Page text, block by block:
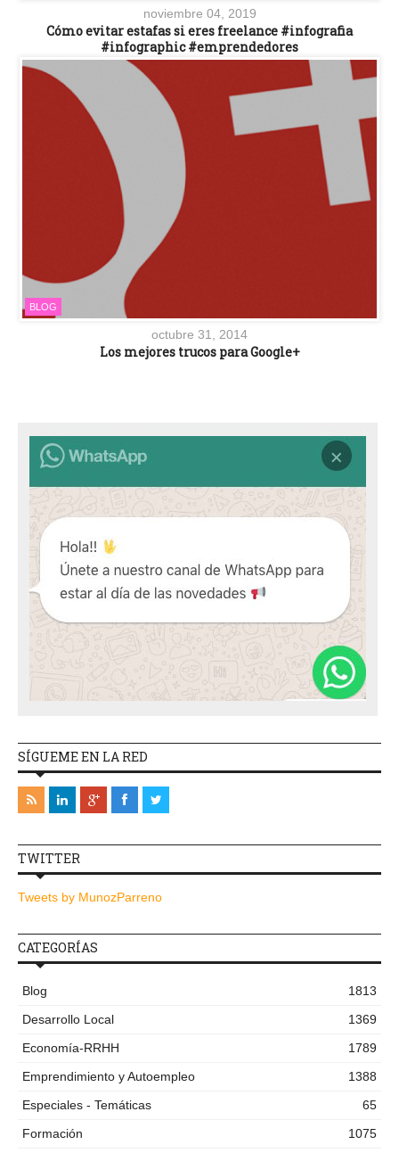
noviembre 04, 2019
Cómo evitar estafas si eres freelance #infografia
#infographic #emprendedores
BLOG
octubre 31, 2014
Los mejores trucos para Google+
SÍGUEME EN LA RED
TWITTER
Tweets by MunozParreno
CATEGORÍAS
Blog
1813
Desarrollo Local
1369
Economía-RRHH
1789
Emprendimiento y Autoempleo
1388
Especiales - Temáticas
65
Formación
1075